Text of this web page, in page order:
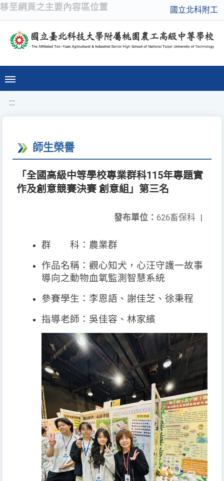
移至網頁之主要內容區位置 國立北科附工
:::
師生榮譽
「全國高級中等學校專業群科115年專題實
作及創意競賽決賽 創意組」第三名
發布單位： 626畜保科 |
群 科：農業群
作品名稱 ：觀心知犬，心汪守護一故事
導向之動物血氧監測智慧系統
參賽學生：李恩語、謝佳芝、徐秉程
指導老師： 吳佳容、林家繽